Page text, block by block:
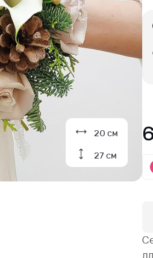
20 см
27 см